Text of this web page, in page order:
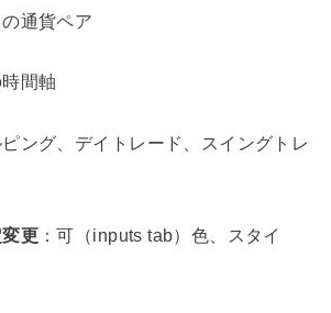
の通貨ペア
時間軸
ング、デイトレード、スイングトレ
更 ：可（inputs tab）色、スタイ